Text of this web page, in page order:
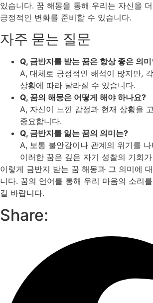
있습니다. 꿈 해몽을 통해 우리는 자신을
긍정적인 변화를 준비할 수 있습니다.
자주 묻는 질문
Q, 금반지를 받는 꿈은 항상 좋은 의
A, 대체로 긍정적인 해석이 많지만,
상황에 따라 달라질 수 있습니다.
Q, 꿈의 해몽은 어떻게 해야 하나요?
A, 자신이 느낀 감정과 현재 상황을
중요합니다.
Q, 금반지를 잃는 꿈의 의미는?
A, 보통 불안감이나 관계의 위기를
이러한 꿈은 깊은 자기 성찰의 기회
이렇게 금반지 받는 꿈 해몽과 그 의미에
니다. 꿈의 언어를 통해 우리 마음의 소리
길 바랍니다.
Share: